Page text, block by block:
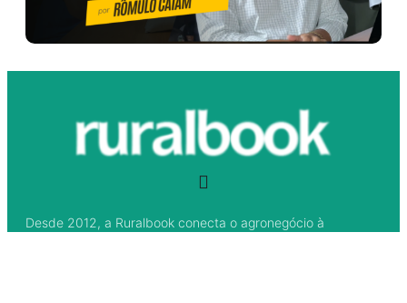
Desde 2012, a Ruralbook conecta o agronegócio à